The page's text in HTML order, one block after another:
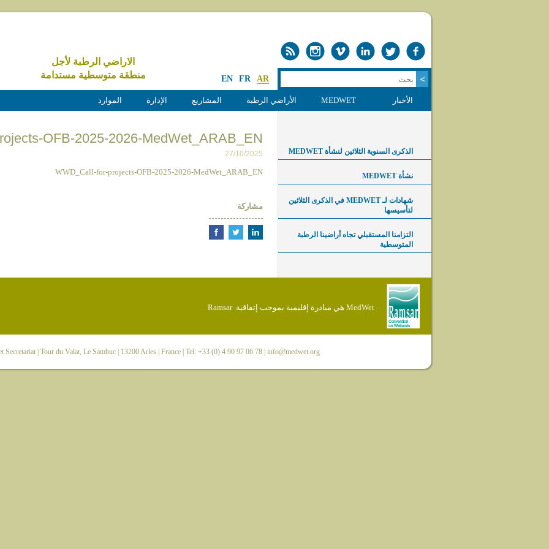
الاراضي الرطبة لأجل
منطقة متوسطية مستدامة
EN FR AR
الأخبار MEDWET الأراضي الرطبة المشاريع الإدارة الموارد
OFB-2025-2026-MedWet_ARAB_EN
27/10/2025
WWD_Call-for-projects-OFB-2025-2026-MedWet_ARAB_EN
مشاركة
الذكرى السنوية الثلاثين لنشأة MEDWET
نشأة MEDWET
شهادات لـ MEDWET في الذكرى الثلاثين
لتأسيسها
التزامنا المستقبلي تجاه أراضينا الرطبة
المتوسطية
MedWet هي مبادرة إقليمية بموجب إتفاقية Ramsar
Secretariat| Tour du Valat, Le Sambuc | 13200 Arles | France | Tel: +33 (0) 4 90 97 06 78 | info@medwet.org